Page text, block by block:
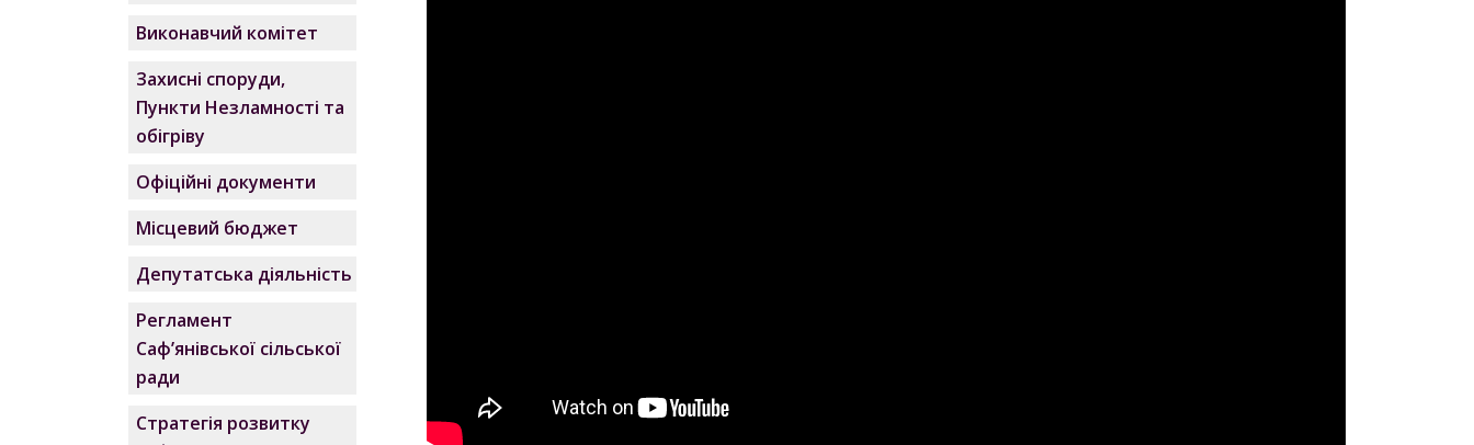
Виконавчий комітет
Захисні споруди,
Пункти Незламності та
обігріву
Офіційні документи
Місцевий бюджет
Депутатська діяльність
Регламент
Саф’янівської сільської
ради
Стратегія розвитку